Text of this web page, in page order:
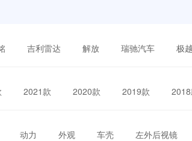
吉利雷达 解放 瑞驰汽车 极
2021款 2020款 2019款
动力 外观 车壳 左外后视镜